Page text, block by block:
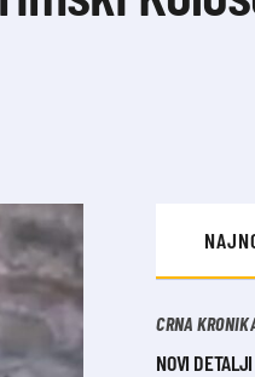
CRNA
NOVI